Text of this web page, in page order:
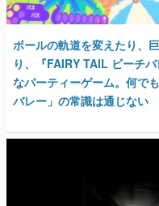
ボールの軌道を変えたり、
り、『FAIRY TAIL ビーチ
なパーティーゲーム。何で
バレー」の常識は通じない